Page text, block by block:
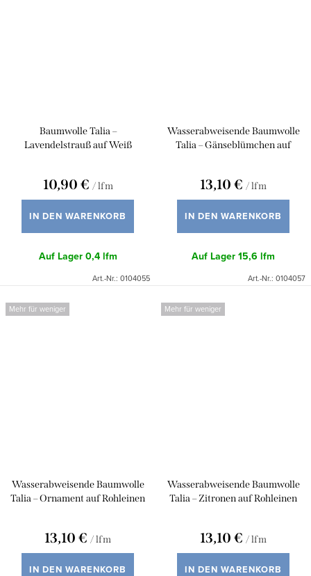
Baumwolle Talia –
Lavendelstrauß auf Weiß
10,90 € / lfm
IN DEN WARENKORB
Auf Lager0,4 lfm
Art.-Nr.: 0104055
Wasserabweisende Baumwolle
Talia – Gänseblümchen auf
13,10 € / lfm
IN DEN WARENKORB
Auf Lager15,6 lfm
Art.-Nr.: 0104057
Mehr für weniger
Wasserabweisende Baumwolle
Talia – Ornament auf Rohleinen
13,10 € / lfm
IN DEN WARENKORB
Mehr für weniger
Wasserabweisende Baumwolle
Talia – Zitronen auf Rohleinen
13,10 € / lfm
IN DEN WARENKORB